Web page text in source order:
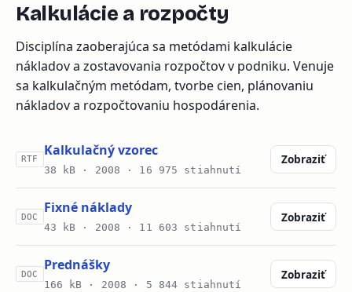
Kalkulácie a rozpočty
Disciplína zaoberajúca sa metódami kalkulácie
nákladov a zostavovania rozpočtov v podniku. Venuje
sa kalkulačným metódam, tvorbe cien, plánovaniu
nákladov a rozpočtovaniu hospodárenia.
RTF
Kalkulačný vzorec
38 kB · 2008 · 16 975 stiahnutí
Zobraziť
DOC
Fixné náklady
43 kB · 2008 · 11 603 stiahnutí
Zobraziť
DOC
Prednášky
166 kB · 2008 · 5 844 stiahnutí
Zobraziť